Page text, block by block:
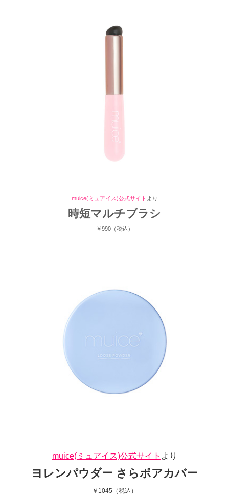
muice(ミュアイス)公式サイト より
時短マルチブラシ
￥990（税込）
muice(ミュアイス)公式サイト より
ヨレンパウダー さらポアカバー
￥1045（税込）